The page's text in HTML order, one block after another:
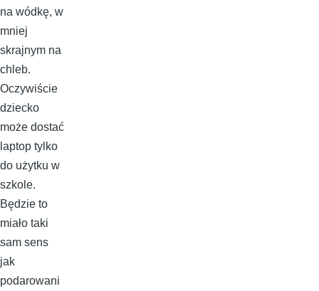
na wódkę, w
mniej
skrajnym na
chleb.
Oczywiście
dziecko
może dostać
laptop tylko
do użytku w
szkole.
Będzie to
miało taki
sam sens
jak
podarowani